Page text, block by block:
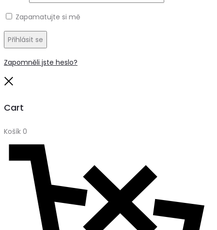
Zapamatujte si mě
Přihlásit se
Zapomněli jste heslo?
Cart
Košík 0